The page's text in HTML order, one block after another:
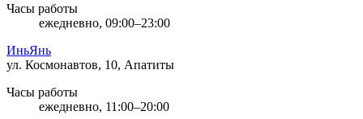
Часы работы
ежедневно, 09:00–23:00
ИньЯнь
ул. Космонавтов, 10, Апатиты
Часы работы
ежедневно, 11:00–20:00